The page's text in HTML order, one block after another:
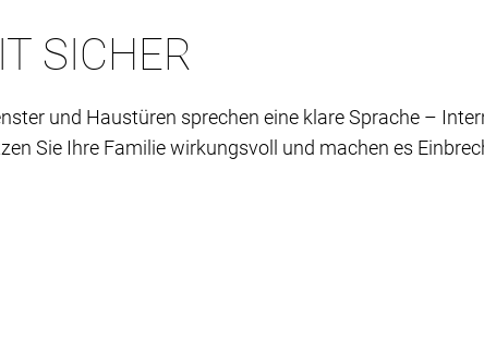
SICHER
und Haustüren sprechen eine klare Sprache –
Sie Ihre Familie wirkungsvoll und machen es